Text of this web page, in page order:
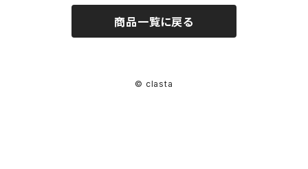
商品一覧に戻る
© clasta